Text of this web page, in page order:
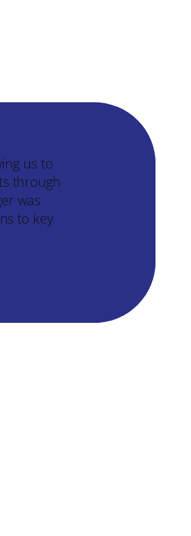
us to
through
was
to key